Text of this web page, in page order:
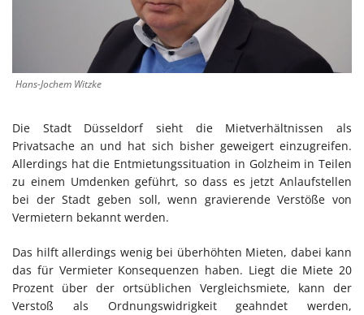
Hans-Jochem Witzke
Die Stadt Düsseldorf sieht die Mietverhältnissen als
Privatsache an und hat sich bisher geweigert einzugreifen.
Allerdings hat die Entmietungssituation in Golzheim in Teilen
zu einem Umdenken geführt, so dass es jetzt Anlaufstellen
bei der Stadt geben soll, wenn gravierende Verstöße von
Vermietern bekannt werden.
Das hilft allerdings wenig bei überhöhten Mieten, dabei kann
das für Vermieter Konsequenzen haben. Liegt die Miete 20
Prozent über der ortsüblichen Vergleichsmiete, kann der
Verstoß als Ordnungswidrigkeit geahndet werden,